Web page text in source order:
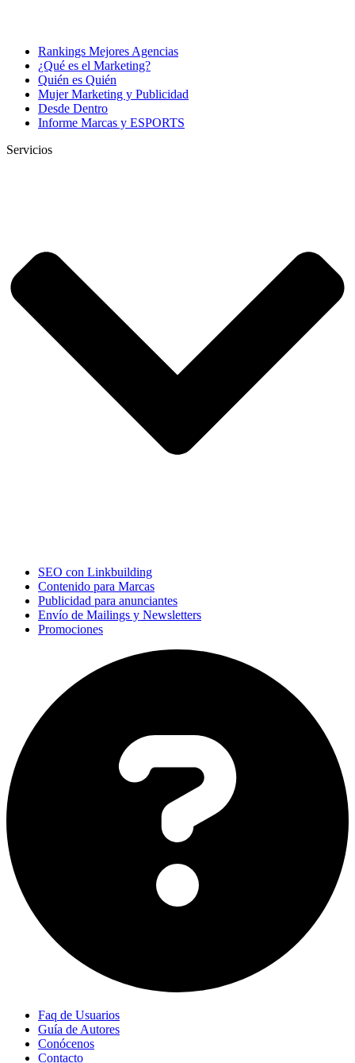
Rankings Mejores Agencias
¿Qué es el Marketing?
Quién es Quién
Mujer Marketing y Publicidad
Desde Dentro
Informe Marcas y ESPORTS
Servicios
SEO con Linkbuilding
Contenido para Marcas
Publicidad para anunciantes
Envío de Mailings y Newsletters
Promociones
Faq de Usuarios
Guía de Autores
Conócenos
Contacto